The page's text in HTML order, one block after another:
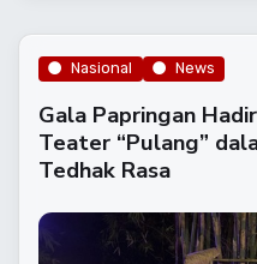
Nasional News
Gala Papringan
Teater “Pulang”
Tedhak Rasa